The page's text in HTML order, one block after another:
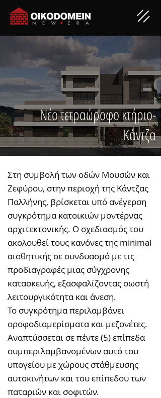
Νέο τετραώροφο κτήριο-
Κάντζα
Στη συμβολή των οδών Mουσών και
Ζεφύρου, στην περιοχή της Κάντζας
Παλλήνης, βρίσκεται υπό ανέγερση
συγκρότημα κατοικιών μοντέρνας
αρχιτεκτονικής. Ο σχεδιασμός του
ακολουθεί τους κανόνες της minimal
αισθητικής σε συνδυασμό με τις
προδιαγραφές μιας σύγχρονης
κατασκευής, εξασφαλίζοντας σωστή
λειτουργικότητα και άνεση.
Το συγκρότημα περιλαμβάνει
οροφοδιαμερίσματα και μεζονέτες.
Αναπτύσσεται σε πέντε (5) επίπεδα
συμπεριλαμβανομένων αυτό του
υπογείου με χώρους στάθμευσης
αυτοκινήτων και του επίπεδου των
παταριών και σοφιτών.